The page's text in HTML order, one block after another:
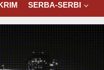
SERBA-SERBI